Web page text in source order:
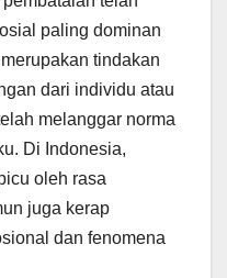
paling dominan
tindakan
dari individu atau
melanggar norma
Di Indonesia,
oleh rasa
juga kerap
dan fenomena